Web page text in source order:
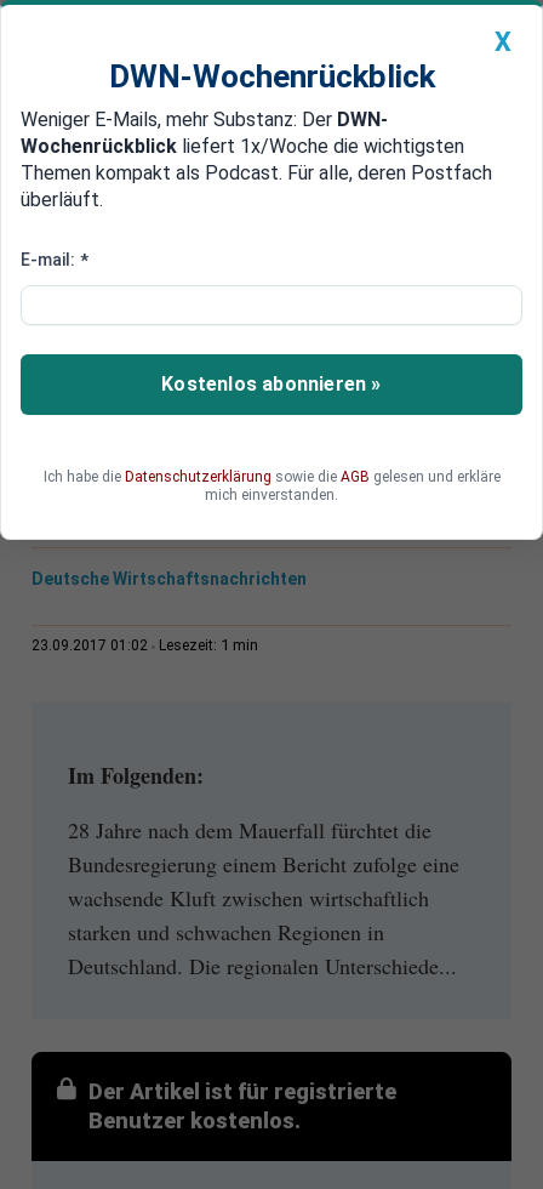
Newsticker MEIN DWN: Geldanlage Premium
Edelmetalle DWN-Magazin China
Globalisierung als Problem
Ost und West triften in
Deutschland wirtschaftlich
auseinander
Einem Bericht der Bundesregierung zufolge
Deutschland wirtschaftlich auseinander.
Deutsche Wirtschaftsnachrichten
23.09.2017 01:02 Lesezeit: 1 min
Im Folgenden:
28 Jahre nach dem Mauerfall fürchtet die
Bundesregierung einem Bericht zufolge eine
wachsende Kluft zwischen wirtschaftlich
starken und schwachen Regionen in
Deutschland. Die regionalen Unterschiede...
Der Artikel ist für registrierte
Benutzer kostenlos.
X
DWN-Wochenrückblick
Weniger E-Mails, mehr Substanz: Der DWN-
Wochenrückblick liefert 1x/Woche die wichtigsten
Themen kompakt als Podcast. Für alle, deren Postfach
überläuft.
E-mail: *
Kostenlos abonnieren »
Ich habe die Datenschutzerklärung sowie die AGB gelesen und erkläre
mich einverstanden.